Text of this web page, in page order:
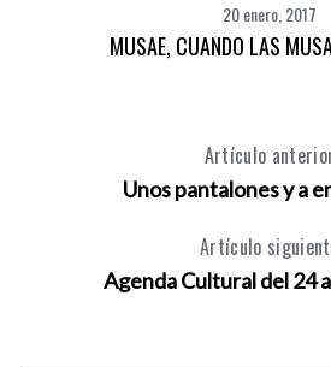
20 enero, 2017
MUSAE, CUANDO LAS
Artículo
Unos pantalones y a
Artículo
Agenda Cultural del 24